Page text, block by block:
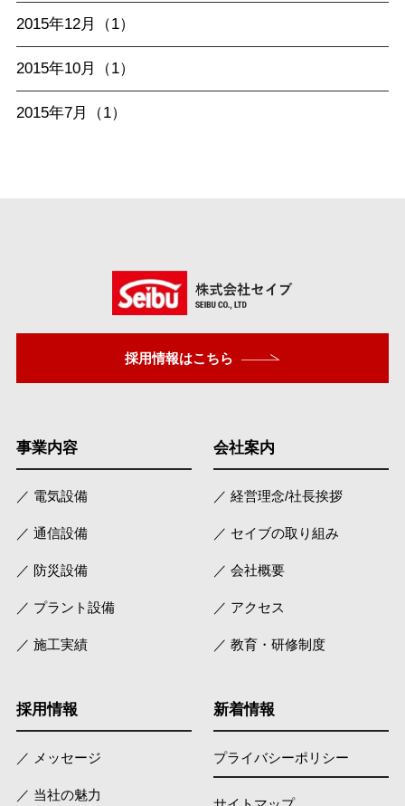
2015年12月（1）
2015年10月（1）
2015年7月（1）
採用情報はこちら
事業内容
／ 電気設備
／ 通信設備
／ 防災設備
／ プラント設備
／ 施工実績
会社案内
／ 経営理念/社長挨拶
／ セイブの取り組み
／ 会社概要
／ アクセス
／ 教育・研修制度
採用情報
／ メッセージ
／ 当社の魅力
新着情報
プライバシーポリシー